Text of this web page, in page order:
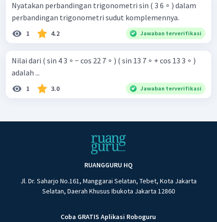
Nyatakan perbandingan trigonometri sin ( 3 6 ∘ ) dalam
perbandingan trigonometri sudut komplemennya.
1 4.2 Jawaban terverifikasi
Nilai dari ( sin 4 3 ∘ − cos 22 7 ∘ ) ( sin 13 7 ∘ + cos 13 3 ∘ )
adalah ...
1 3.0 Jawaban terverifikasi
RUANGGURU HQ
Jl. Dr. Saharjo No.161, Manggarai Selatan, Tebet, Kota Jakarta
Selatan, Daerah Khusus Ibukota Jakarta 12860
Coba GRATIS Aplikasi Roboguru